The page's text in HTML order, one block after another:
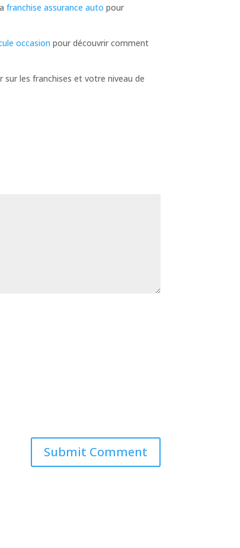
franchise assurance auto pour
occasion pour découvrir comment
les franchises et votre niveau de